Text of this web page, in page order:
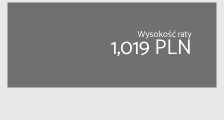
Wysokość raty
1,019 PLN